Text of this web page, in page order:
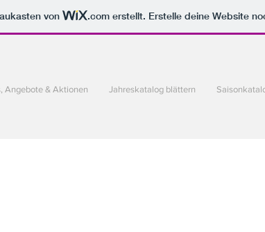
von .com erstellt. Erstelle deine Website
Angebote & Aktionen Jahreskatalog blättern